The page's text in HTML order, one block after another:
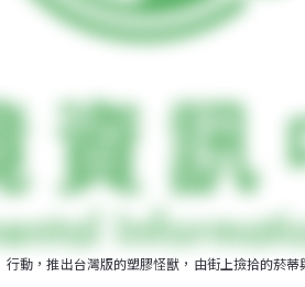
行動，推出台灣版的塑膠怪獸，由街上撿拾的菸